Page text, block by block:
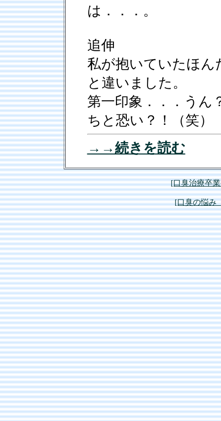
は．．．。
追伸
私が抱いていたほん
と違いました。
第一印象．．．うん
ちと恐い？！（笑）
→→続きを読む
[口臭治療卒
[口臭の悩